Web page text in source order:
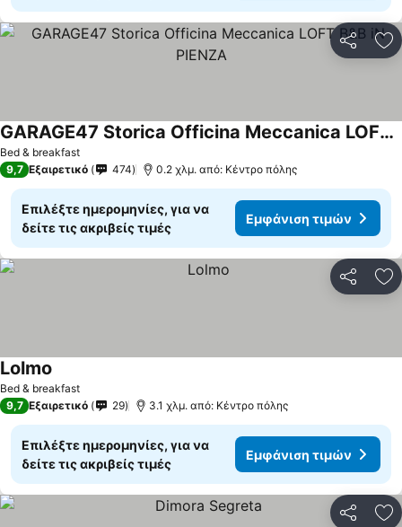
Bed & breakfast
GARAGE47 Storica Officina Meccanica LOFT B&B iN PIENZA
9,7 Εξαιρετικό 474 0.2 χλμ. από: Κέντρο πόλης
Επιλέξτε ημερομηνίες, για να
δείτε τις ακριβείς τιμές
Εμφάνιση τιμών
Bed & breakfast
Lolmo
9,7 Εξαιρετικό 29 3.1 χλμ. από: Κέντρο πόλης
Επιλέξτε ημερομηνίες, για να
δείτε τις ακριβείς τιμές
Εμφάνιση τιμών